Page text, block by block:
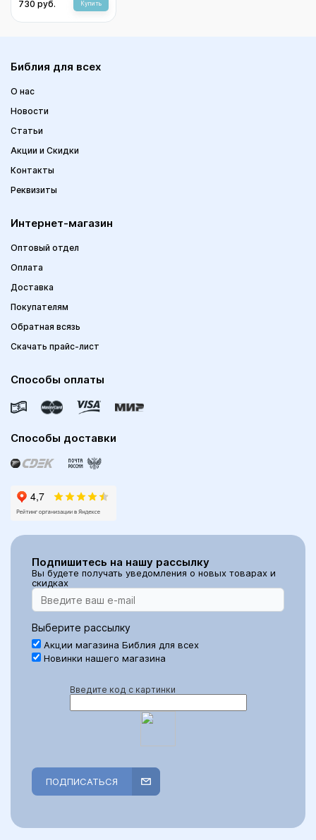
730 руб. Купить
Библия для всех
О нас
Новости
Статьи
Акции и Скидки
Контакты
Реквизиты
Интернет-магазин
Оптовый отдел
Оплата
Доставка
Покупателям
Обратная всязь
Скачать прайс-лист
Способы оплаты
Способы доставки
Подпишитесь на нашу рассылку
Вы будете получать уведомления о новых товарах и
скидках
Выберите рассылку
Акции магазина Библия для всех
Новинки нашего магазина
Введите код с картинки
ПОДПИСАТЬСЯ